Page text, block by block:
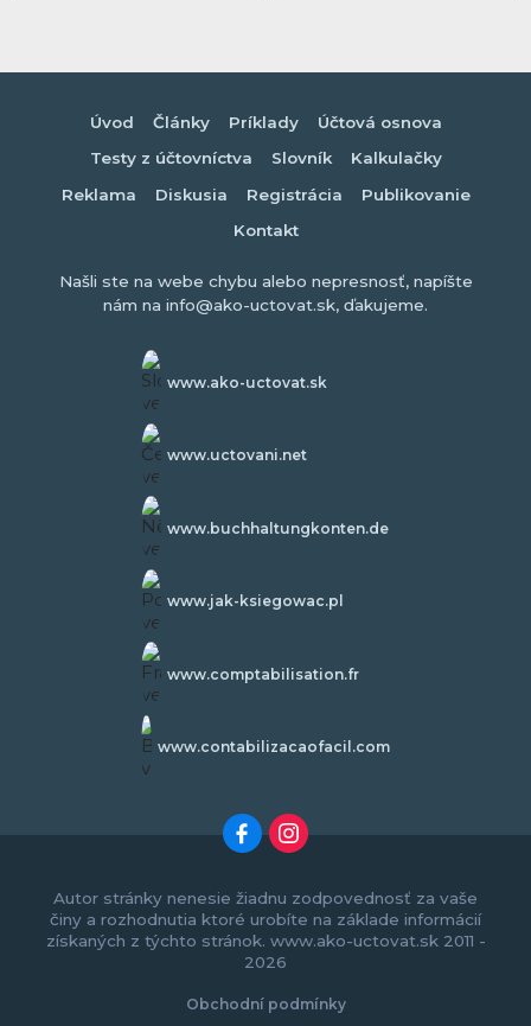
Úvod Články Príklady
Účtová osnova
Testy z účtovníctva
Slovník
Kalkulačky
Reklama
Diskusia Registrácia
Publikovanie
Kontakt
Našli ste na webe chybu alebo nepresnosť, napíšte
nám na info@ako-uctovat.sk, ďakujeme.
www.ako-uctovat.sk
www.uctovani.net
www.buchhaltungkonten.de
www.jak-ksiegowac.pl
www.comptabilisation.fr
www.contabilizacaofacil.com
Autor stránky nenesie žiadnu zodpovednosť za vaše
činy a rozhodnutia ktoré urobíte na základe informácií
získaných z týchto stránok. www.ako-uctovat.sk 2011 -
2026
Obchodní podmínky